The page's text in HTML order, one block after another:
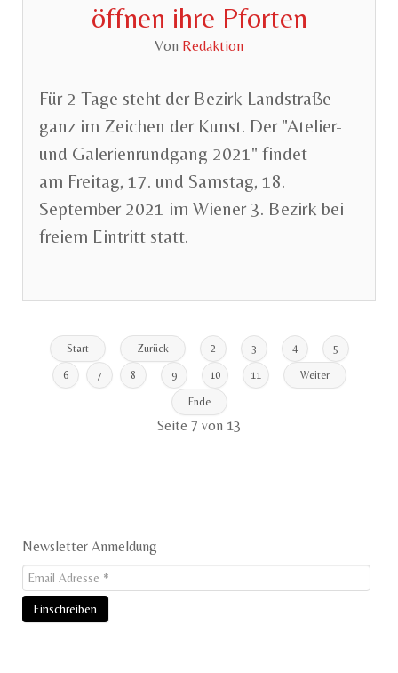
öffnen ihre Pforten
Von Redaktion
Für 2 Tage steht der Bezirk Landstraße
ganz im Zeichen der Kunst. Der "Atelier-
und Galerienrundgang 2021" findet
am Freitag, 17. und Samstag, 18.
September 2021 im Wiener 3. Bezirk bei
freiem Eintritt statt.
Start Zurück 2 3 4 5
6 7 8 9 10 11 Weiter
Ende
Seite 7 von 13
Newsletter Anmeldung